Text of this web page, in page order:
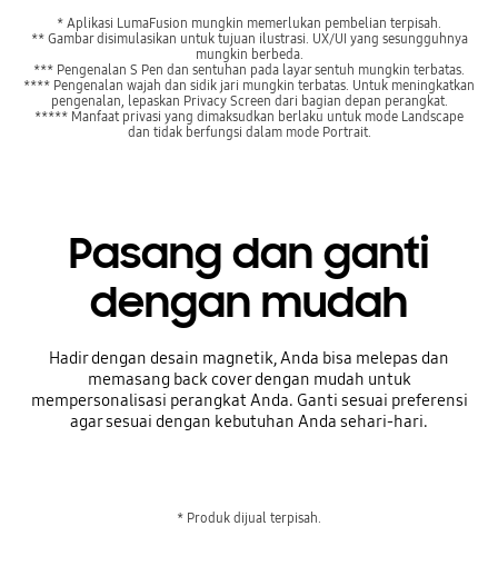
* Aplikasi LumaFusion mungkin memerlukan pembelian terpisah.
** Gambar disimulasikan untuk tujuan ilustrasi. UX/UI yang sesungguhnya
mungkin berbeda.
*** Pengenalan S Pen dan sentuhan pada layar sentuh mungkin terbatas.
**** Pengenalan wajah dan sidik jari mungkin terbatas. Untuk meningkatkan
pengenalan, lepaskan Privacy Screen dari bagian depan perangkat.
***** Manfaat privasi yang dimaksudkan berlaku untuk mode Landscape
dan tidak berfungsi dalam mode Portrait.
Pasang dan ganti
dengan mudah
Hadir dengan desain magnetik, Anda bisa melepas dan
memasang back cover dengan mudah untuk
mempersonalisasi perangkat Anda. Ganti sesuai preferensi
agar sesuai dengan kebutuhan Anda sehari-hari.
* Produk dijual terpisah.